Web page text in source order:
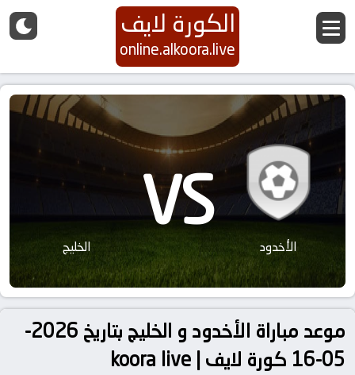
الكورة لايف
online.alkoora.live
الأخدود VS الخليج
موعد مباراة الأخدود و الخليج بتاريخ 2026-
05-16 كورة لايف | koora live